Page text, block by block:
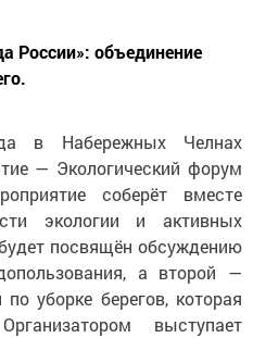
России»: объединение
в Набережных Челнах
— Экологический форум
соберёт вместе
экологии и активных
посвящён обсуждению
а второй —
уборке берегов, которая
выступает